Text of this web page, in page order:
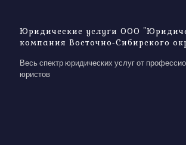
Юридические услуги ООО
компания Восточно-Сибирского
Весь спектр юридических услуг от
юристов